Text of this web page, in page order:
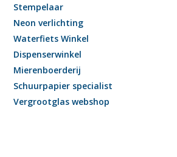
Stempelaar
Neon verlichting
Waterfiets Winkel
Dispenserwinkel
Mierenboerderij
Schuurpapier specialist
Vergrootglas webshop